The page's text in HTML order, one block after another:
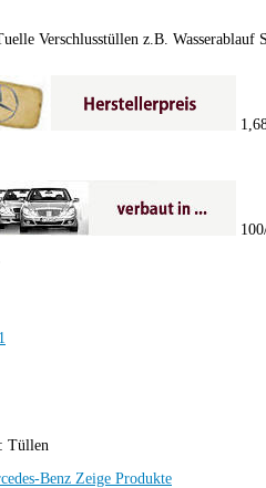
Verschlusstüllen z.B. Wasserablauf
Tüllen
Benz Zeige Produkte